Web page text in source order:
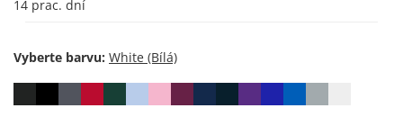
14 prac. dní
Vyberte barvu: